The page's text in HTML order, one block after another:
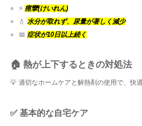
⚡ 痙攣(けいれん)
💧 水分が取れず、尿量が著しく減少
📅 症状が10日以上続く
🏠 熱が上下するときの対処法
💡 適切なホームケアと解熱剤の使用で、快
✅ 基本的な自宅ケア